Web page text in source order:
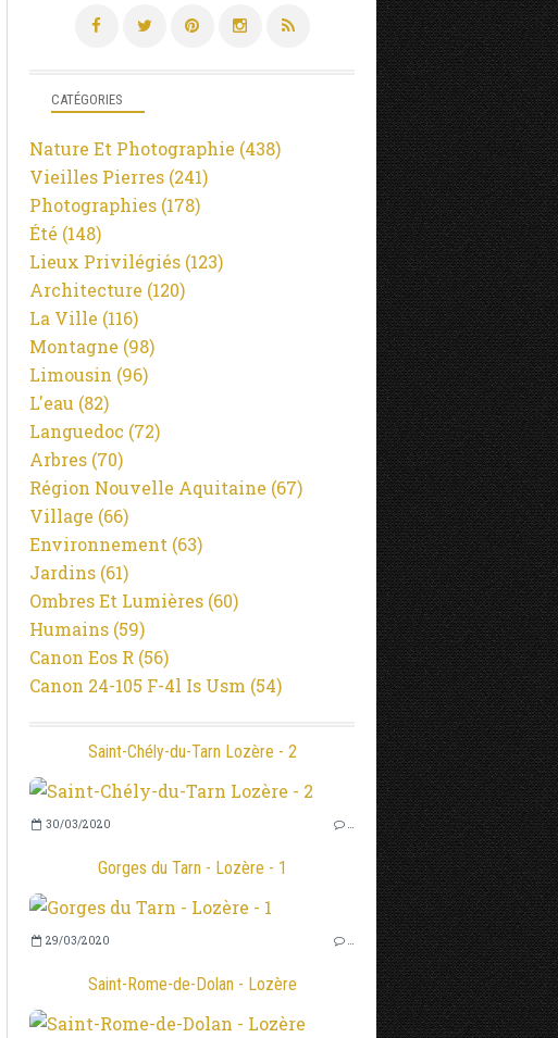
Saint-Chély-du-Tarn Lozère - 2
30/03/2020 …
Gorges du Tarn - Lozère - 1
29/03/2020 …
Saint-Rome-de-Dolan - Lozère
CATÉGORIES
Nature Et Photographie (438)
Vieilles Pierres (241)
Photographies (178)
Été (148)
Lieux Privilégiés (123)
Architecture (120)
La Ville (116)
Montagne (98)
Limousin (96)
L'eau (82)
Languedoc (72)
Arbres (70)
Région Nouvelle Aquitaine (67)
Village (66)
Environnement (63)
Jardins (61)
Ombres Et Lumières (60)
Humains (59)
Canon Eos R (56)
Canon 24-105 F-4l Is Usm (54)